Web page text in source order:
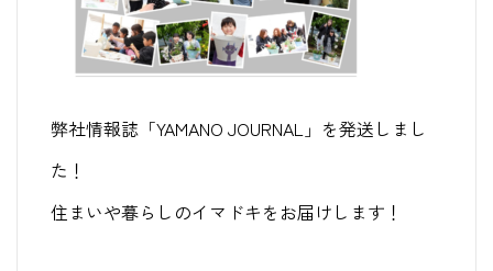
弊社情報誌「YAMANO JOURNAL」を発送しまし
た！
住まいや暮らしのイマドキをお届けします！